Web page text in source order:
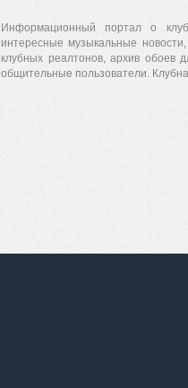
Информационный портал о
интересные музыкальные
клубных реалтонов, архив обоев
общительные пользователи.